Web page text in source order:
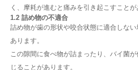
く、摩耗が進むと痛みを引き起こすことが
1.2 詰め物の不適合
詰め物が歯の形状や咬合状態に適合しな
あります。
この隙間に食べ物が詰まったり、バイ菌
じることがあります。